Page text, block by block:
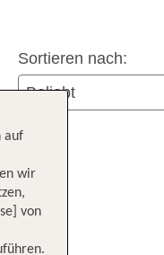
Sortieren nach:
auf
wir
von